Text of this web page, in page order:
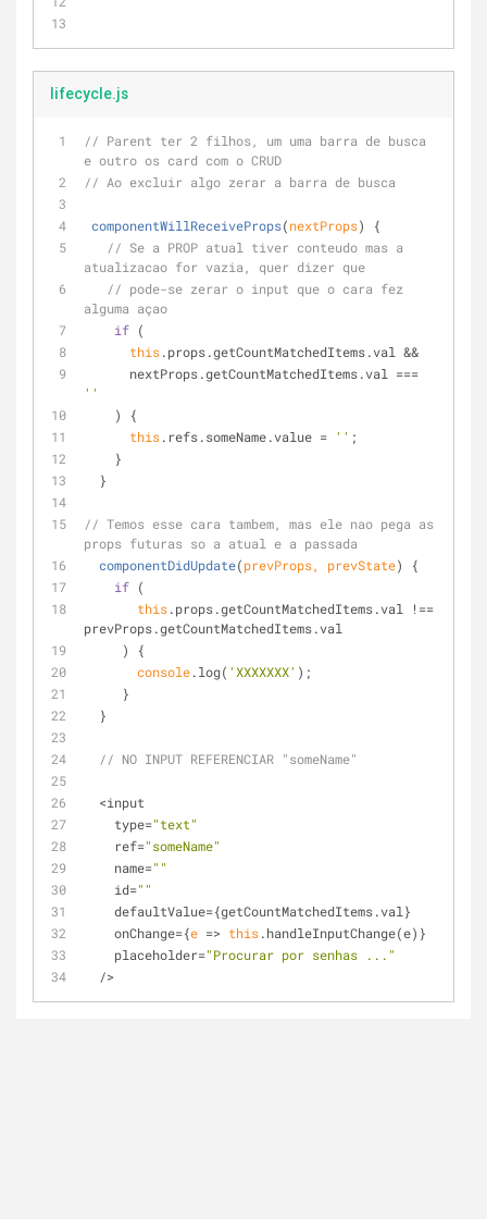
lifecycle.js
// Parent ter 2 filhos, um uma barra de busca
e outro os card com o CRUD
// Ao excluir algo zerar a barra de busca
componentWillReceiveProps(nextProps)
{
// Se a PROP atual tiver conteudo mas a
atualizacao for vazia, quer dizer que
// pode-se zerar o input que o cara fez
alguma açao
if (
this.props.getCountMatchedItems.val &&
''
    ) {
this.refs.someName.value = '' ;
    }
  }
// Temos esse cara tambem, mas ele nao pega as
props futuras so a atual e a passada
componentDidUpdate(prevProps, prevState)
{
if (
this.props.getCountMatchedItems.val !==
prevProps.getCountMatchedItems.val
     ) {
console.log( 'XXXXXXX' );
     }
  }
// NO INPUT REFERENCIAR "someName"
  <input
    type=
"text"
    ref=
"someName"
    name=
""
    id=
""
    defaultValue={getCountMatchedItems.val}
    onChange={
e => this.handleInputChange(e)}
    placeholder=
"Procurar por senhas ..."
  />